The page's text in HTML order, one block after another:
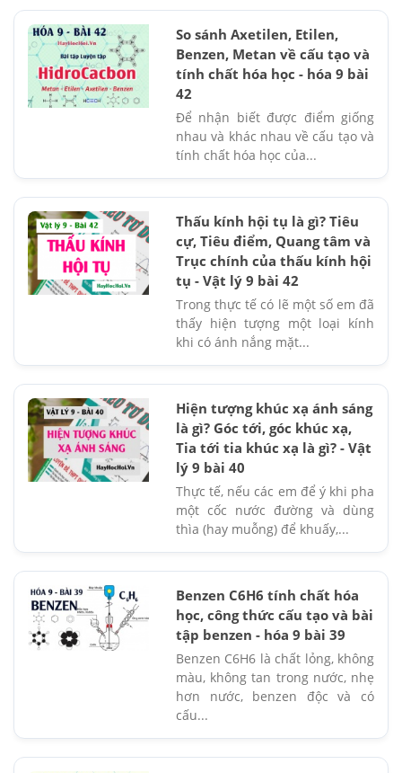
So sánh Axetilen, Etilen,
Benzen, Metan về cấu tạo và
tính chất hóa học - hóa 9 bài
42
Để nhận biết được điểm giống
nhau và khác nhau về cấu tạo và
tính chất hóa học của...
Thấu kính hội tụ là gì? Tiêu
cự, Tiêu điểm, Quang tâm và
Trục chính của thấu kính hội
tụ - Vật lý 9 bài 42
Trong thực tế có lẽ một số em đã
thấy hiện tượng một loại kính
khi có ánh nắng mặt...
Hiện tượng khúc xạ ánh sáng
là gì? Góc tới, góc khúc xạ,
Tia tới tia khúc xạ là gì? - Vật
lý 9 bài 40
Thực tế, nếu các em để ý khi pha
một cốc nước đường và dùng
thìa (hay muỗng) để khuấy,...
Benzen C6H6 tính chất hóa
học, công thức cấu tạo và bài
tập benzen - hóa 9 bài 39
Benzen C6H6 là chất lỏng, không
màu, không tan trong nước, nhẹ
hơn nước, benzen độc và có
cấu...